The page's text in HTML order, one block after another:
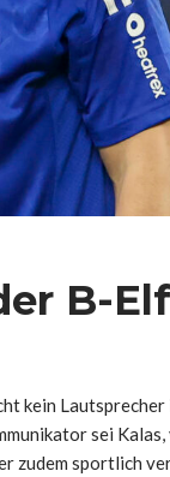
B-
kein
sei Kalas,
zudem sportlich